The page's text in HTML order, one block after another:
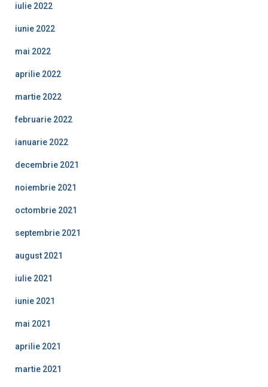
iulie 2022
iunie 2022
mai 2022
aprilie 2022
martie 2022
februarie 2022
ianuarie 2022
decembrie 2021
noiembrie 2021
octombrie 2021
septembrie 2021
august 2021
iulie 2021
iunie 2021
mai 2021
aprilie 2021
martie 2021